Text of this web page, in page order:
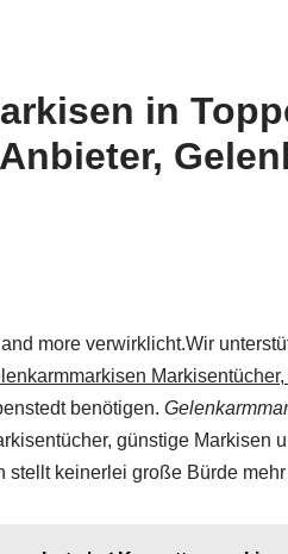
in
more verwirklicht.Wir
benötigen.
günstige Markisen
keinerlei große Bürde